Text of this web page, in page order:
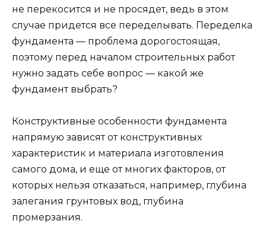
не перекосится и не просядет, ведь в этом
случае придется все переделывать. Переделка
фундамента — проблема дорогостоящая,
поэтому перед началом строительных работ
нужно задать себе вопрос — какой же
фундамент выбрать?
Конструктивные особенности фундамента
напрямую зависят от конструктивных
характеристик и материала изготовления
самого дома, и еще от многих факторов, от
которых нельзя отказаться, например, глубина
залегания грунтовых вод, глубина
промерзания.